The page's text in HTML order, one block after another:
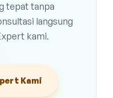
tepat tanpa
langsung
kami.
Kami